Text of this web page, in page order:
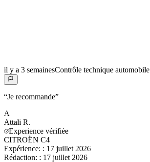
il y a 3 semainesContrôle technique automobile
“Je recommande”
A
Attali R.
Experience vérifiée
CITROËN C4
Expérience: : 17 juillet 2026
Rédaction: : 17 juillet 2026